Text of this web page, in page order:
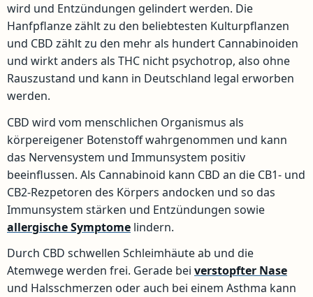
wird und Entzündungen gelindert werden. Die
Hanfpflanze zählt zu den beliebtesten Kulturpflanzen
und CBD zählt zu den mehr als hundert Cannabinoiden
und wirkt anders als THC nicht psychotrop, also ohne
Rauszustand und kann in Deutschland legal erworben
werden.
CBD wird vom menschlichen Organismus als
körpereigener Botenstoff wahrgenommen und kann
das Nervensystem und Immunsystem positiv
beeinflussen. Als Cannabinoid kann CBD an die CB1- und
CB2-Rezpetoren des Körpers andocken und so das
Immunsystem stärken und Entzündungen sowie
allergische Symptome lindern.
Durch CBD schwellen Schleimhäute ab und die
Atemwege werden frei. Gerade bei verstopfter Nase
und Halsschmerzen oder auch bei einem Asthma kann